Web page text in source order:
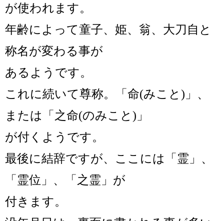
が使われます。
年齢によって童子、姫、翁、大刀自と
称名が変わる事が
あるようです。
これに続いて尊称。「命(みこと)」、
または「之命(のみこと)」
が付くようです。
最後に結辞ですが、ここには「霊」、
「霊位」、「之霊」が
付きます。